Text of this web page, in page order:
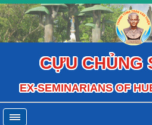
CỰU CHỦNG
EX-SEMINARIANS OF